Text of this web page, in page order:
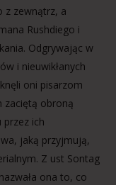
z zewnątrz, a
Rushdiego i
Odgrywając w
i nieuwikłanych
oni pisarzom
zaciętą obroną
ich
jaką przyjmują,
Z ust Sontag
ona to, co